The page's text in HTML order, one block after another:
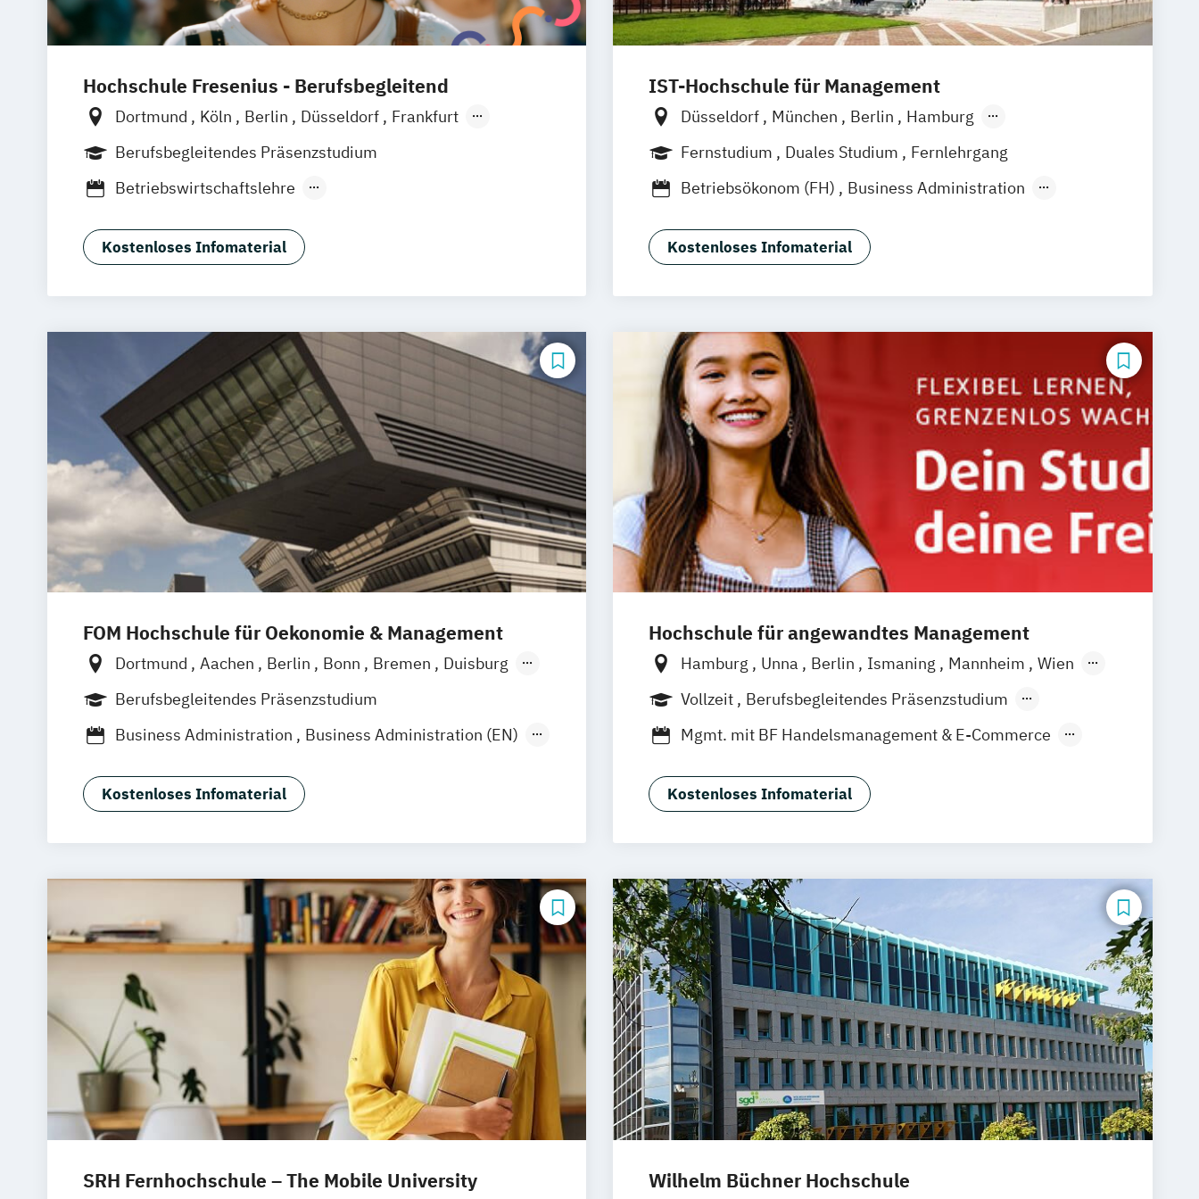
Hochschule Fresenius - Berufsbegleitend
Dortmund Köln Berlin Düsseldorf
Frankfurt
Hamburg
Idstein München
Wiesbaden
Online-Campus
Erfurt Stuttgart Braunschweig
Berufsbegleitendes Präsenzstudium
Betriebswirtschaftslehre
Kostenloses Infomaterial
IST-Hochschule für Management
Düsseldorf München Berlin
Hamburg
Weil am Rhein
Frankfurt am Main Essen
Innsbruck
Fernstudium Duales Studium
Fernlehrgang
Betriebsökonom (FH)
Business Administration
Digitalisierungsmanagement
Hotel- und Tourismusmarketing
Kommunikation & Medienmanagement
Kommunikation & Medienmanagement (dual)
Kommunikationsmanagement
Kommunikationsmanagement (dual) Marketing
Marketingökonom:in
Online-Marketing & Marketingmanagement
Online-Marketing & Marketingmanagement (dual)
Public Relations Hochschulzertifikat
Veranstaltungsökonom (FH)
Vertriebsmanagement
Werbe- und Medienpsychologie
Wirtschaftspsychologie
Kostenloses Infomaterial
FOM Hochschule für Oekonomie & Management
Dortmund Aachen Berlin Bonn Bremen
Duisburg
Düsseldorf
Essen Frankfurt am Main
Hannover
Neuss Nürnberg Siegen Stuttgart Wesel
Hagen Karlsruhe Saarbrücken
Digitales Live Studium (DLS)
Berufsbegleitendes Präsenzstudium
Business Administration
Business Administration (EN)
Marketing & Digitale Medien
Marketing- und Brand Management
Kostenloses Infomaterial
Hochschule für angewandtes Management
Hamburg Unna Berlin Ismaning Mannheim
Wien
Frankfurt
Hannover Leipzig Düsseldorf
Nürnberg
Stuttgart
Vollzeit
Berufsbegleitendes Präsenzstudium
Duales Studium
Mgmt. mit BF Handelsmanagement & E-Commerce
Kostenloses Infomaterial
SRH Fernhochschule – The Mobile University Wilhelm Büchner Hochschule